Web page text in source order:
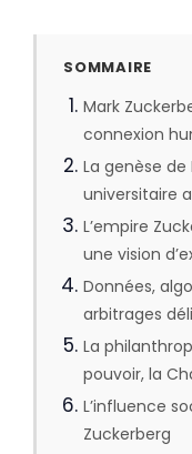
SOMMAIRE
Mark
connexion
La genèse
universitaire
L’empire
une vision
Données,
arbitrages
La
pouvoir, la
L’influence
Zuckerberg